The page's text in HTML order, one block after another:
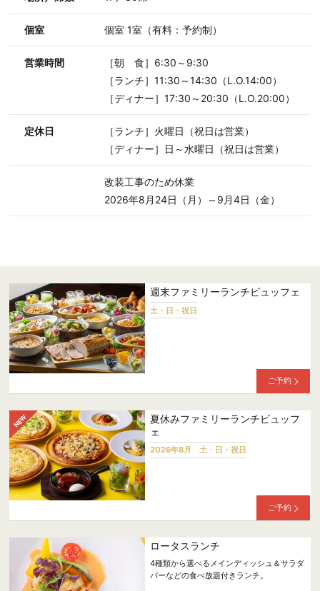
個室 個室 1室（有料：予約制）
営業時間
［朝 食］6:30～9:30
［ランチ］11:30～14:30（L.O.14:00）
［ディナー］17:30～20:30（L.O.20:00）
定休日
［ランチ］火曜日（祝日は営業）
［ディナー］日～水曜日（祝日は営業）
改装工事のため休業
2026年8月24日（月）～9月4日（金）
週末ファミリーランチビュッフェ
土・日・祝日
ご予約
夏休みファミリーランチビュッフ
ェ
2026年8月 土・日・祝日
ご予約
ロータスランチ
4種類から選べるメインディッシュ＆サラダ
バーなどの食べ放題付きランチ。